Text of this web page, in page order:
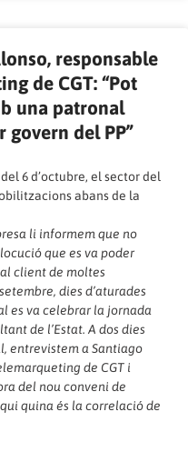
responsable
de CGT: “Pot
una patronal
del PP”
6 d’octubre, el sector del
abans de la
li informem que no
que es va poder
client de moltes
dies d’aturades
es va celebrar la jornada
de l’Estat. A dos dies
entrevistem a Santiago
de CGT i
del nou conveni de
quina és la correlació de